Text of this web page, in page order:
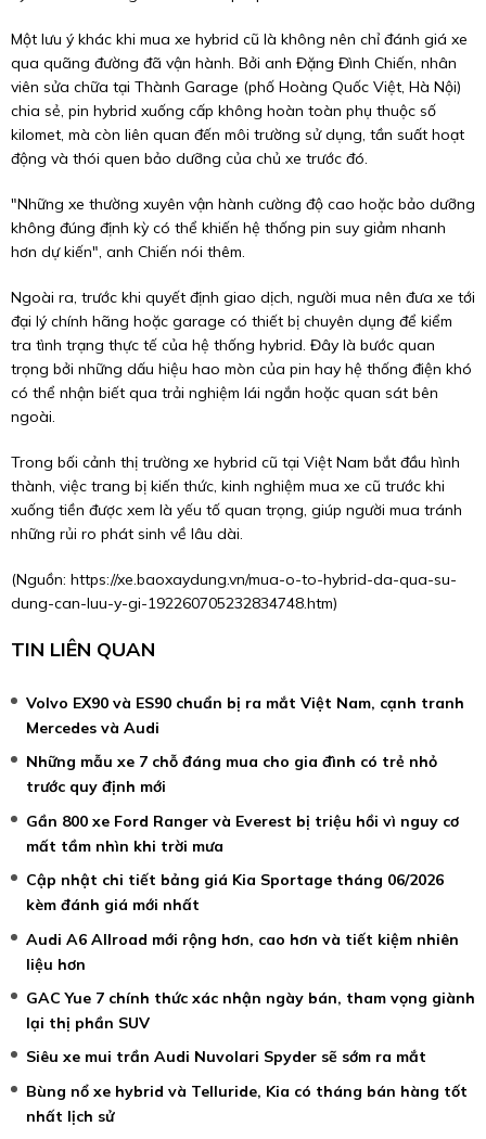
Một lưu ý khác khi mua xe hybrid cũ là không nên chỉ đánh giá xe
qua quãng đường đã vận hành. Bởi anh Đặng Đình Chiến, nhân
viên sửa chữa tại Thành Garage (phố Hoàng Quốc Việt, Hà Nội)
chia sẻ, pin hybrid xuống cấp không hoàn toàn phụ thuộc số
kilomet, mà còn liên quan đến môi trường sử dụng, tần suất hoạt
động và thói quen bảo dưỡng của chủ xe trước đó.
"Những xe thường xuyên vận hành cường độ cao hoặc bảo dưỡng
không đúng định kỳ có thể khiến hệ thống pin suy giảm nhanh
hơn dự kiến", anh Chiến nói thêm.
Ngoài ra, trước khi quyết định giao dịch, người mua nên đưa xe tới
đại lý chính hãng hoặc garage có thiết bị chuyên dụng để kiểm
tra tình trạng thực tế của hệ thống hybrid. Đây là bước quan
trọng bởi những dấu hiệu hao mòn của pin hay hệ thống điện khó
có thể nhận biết qua trải nghiệm lái ngắn hoặc quan sát bên
ngoài.
Trong bối cảnh thị trường xe hybrid cũ tại Việt Nam bắt đầu hình
thành, việc trang bị kiến thức, kinh nghiệm mua xe cũ trước khi
xuống tiền được xem là yếu tố quan trọng, giúp người mua tránh
những rủi ro phát sinh về lâu dài.
(Nguồn: https://xe.baoxaydung.vn/mua-o-to-hybrid-da-qua-su-
dung-can-luu-y-gi-192260705232834748.htm)
TIN LIÊN QUAN
Volvo EX90 và ES90 chuẩn bị ra mắt Việt Nam, cạnh tranh
Mercedes và Audi
Những mẫu xe 7 chỗ đáng mua cho gia đình có trẻ nhỏ
trước quy định mới
Gần 800 xe Ford Ranger và Everest bị triệu hồi vì nguy cơ
mất tầm nhìn khi trời mưa
Cập nhật chi tiết bảng giá Kia Sportage tháng 06/2026
kèm đánh giá mới nhất
Audi A6 Allroad mới rộng hơn, cao hơn và tiết kiệm nhiên
liệu hơn
GAC Yue 7 chính thức xác nhận ngày bán, tham vọng giành
lại thị phần SUV
Siêu xe mui trần Audi Nuvolari Spyder sẽ sớm ra mắt
Bùng nổ xe hybrid và Telluride, Kia có tháng bán hàng tốt
nhất lịch sử